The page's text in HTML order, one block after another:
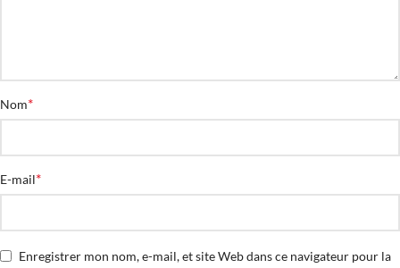
Nom*
E-mail*
Enregistrer mon nom, e-mail, et site Web dans ce navigateur pour la